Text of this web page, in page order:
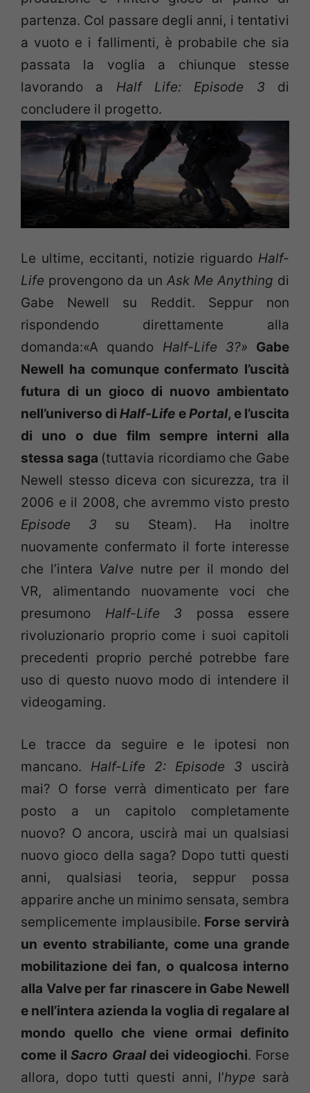
partenza. Col passare degli anni, i tentativi
a vuoto e i fallimenti, è probabile che sia
passata la voglia a chiunque stesse
lavorando a Half Life: Episode 3 di
concludere il progetto.
Le ultime, eccitanti, notizie riguardo Half-
Life provengono da un Ask Me Anything di
Gabe Newell su Reddit. Seppur non
rispondendo direttamente alla
domanda:«A quando Half-Life 3?» Gabe
Newell ha comunque confermato l’uscità
futura di un gioco di nuovo ambientato
nell’universo diHalf-Life ePortal, e l’uscita
di uno o due film sempre interni alla
stessa saga (tuttavia ricordiamo che Gabe
Newell stesso diceva con sicurezza, tra il
2006 e il 2008, che avremmo visto presto
Episode 3 su Steam). Ha inoltre
nuovamente confermato il forte interesse
che l’intera Valve nutre per il mondo del
VR, alimentando nuovamente voci che
presumono Half-Life 3 possa essere
rivoluzionario proprio come i suoi capitoli
precedenti proprio perché potrebbe fare
uso di questo nuovo modo di intendere il
videogaming.
Le tracce da seguire e le ipotesi non
mancano. Half-Life 2: Episode 3 uscirà
mai? O forse verrà dimenticato per fare
posto a un capitolo completamente
nuovo? O ancora, uscirà mai un qualsiasi
nuovo gioco della saga? Dopo tutti questi
anni, qualsiasi teoria, seppur possa
apparire anche un minimo sensata, sembra
semplicemente implausibile. Forse servirà
un evento strabiliante, come una grande
mobilitazione dei fan, o qualcosa interno
alla Valve per far rinascere in Gabe Newell
e nell’intera azienda la voglia di regalare al
mondo quello che viene ormai definito
come il Sacro Graaldei videogiochi. Forse
allora, dopo tutti questi anni, l’hype sarà